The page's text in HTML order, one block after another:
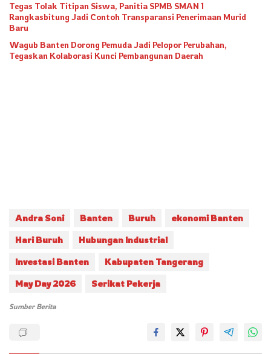
Tegas Tolak Titipan Siswa, Panitia SPMB SMAN 1
Rangkasbitung Jadi Contoh Transparansi Penerimaan Murid
Baru
Wagub Banten Dorong Pemuda Jadi Pelopor Perubahan,
Tegaskan Kolaborasi Kunci Pembangunan Daerah
Andra Soni Banten Buruh ekonomi Banten
Hari Buruh Hubungan Industrial
Investasi Banten Kabupaten Tangerang
May Day 2026 Serikat Pekerja
Sumber Berita